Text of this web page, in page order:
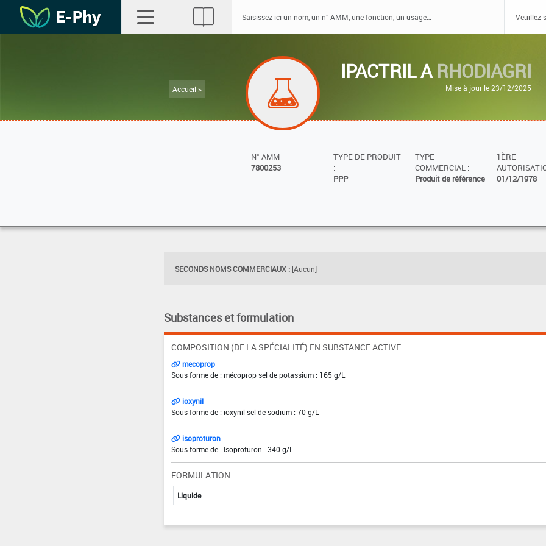
Accueil >
IPACTRIL ARHODIAGRI
Mise à jour le 23/12/2025
N° AMM
7800253
TYPE DE PRODUIT
:
PPP
TYPE
COMMERCIAL :
Produit de référence
1ÈRE
01/12/1978
SECONDS NOMS COMMERCIAUX : [Aucun]
Substances et formulation
COMPOSITION (DE LA SPÉCIALITÉ) EN SUBSTANCE ACTIVE
mecoprop
Sous forme de : mécoprop sel de potassium : 165 g/L
ioxynil
Sous forme de : ioxynil sel de sodium : 70 g/L
isoproturon
Sous forme de : Isoproturon : 340 g/L
FORMULATION
Liquide